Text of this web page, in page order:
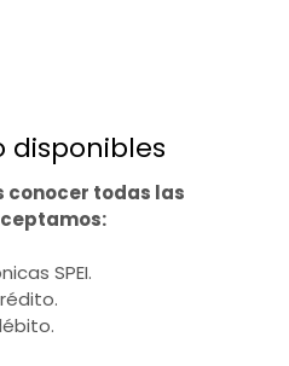
disponibles
conocer todas las
SPEI.